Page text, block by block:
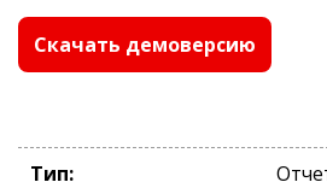
Скачать демоверсию
Тип: